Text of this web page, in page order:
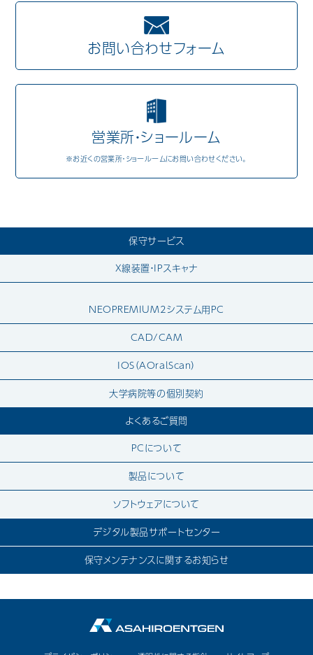
Contact
お問い合わせフォーム
営業所・ショールーム
※お近くの営業所・ショールームにお問い合わせください。
保守サービス
X線装置・IPスキャナ
NEOPREMIUM2システム用PC
CAD/CAM
IOS（AOralScan）
大学病院等の個別契約
よくあるご質問
PCについて
製品について
ソフトウェアについて
デジタル製品サポートセンター
保守メンテナンスに関するお知らせ